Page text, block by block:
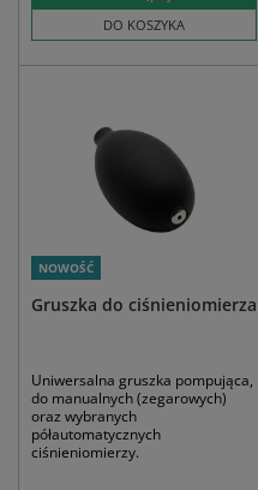
DO KOSZYKA
NOWOŚĆ
Gruszka do ciśnieniomierza
Uniwersalna gruszka pompująca,
do manualnych (zegarowych)
oraz wybranych
półautomatycznych
ciśnieniomierzy.